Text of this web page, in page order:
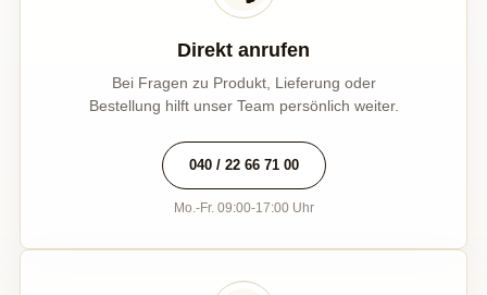
Direkt anrufen
Bei Fragen zu Produkt, Lieferung oder
Bestellung hilft unser Team persönlich weiter.
040 / 22 66 71 00
Mo.-Fr. 09:00-17:00 Uhr